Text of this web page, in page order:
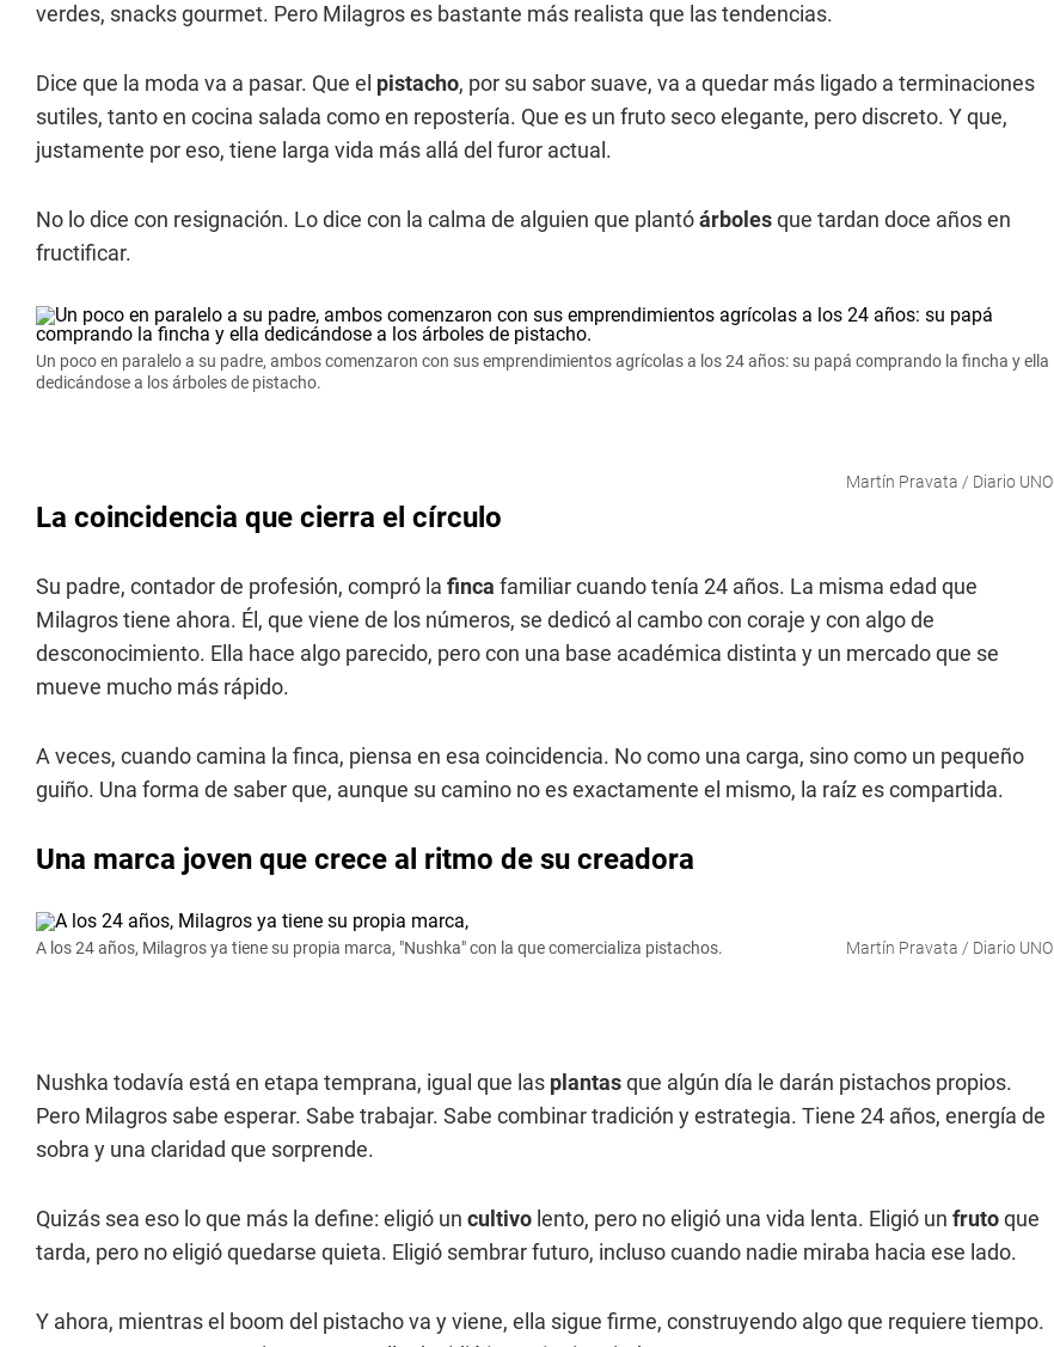
verdes, snacks gourmet. Pero Milagros es bastante más realista que las tendencias.
Dice que la moda va a pasar. Que el pistacho, por su sabor suave, va a quedar más ligado a terminaciones
sutiles, tanto en cocina salada como en repostería. Que es un fruto seco elegante, pero discreto. Y que,
justamente por eso, tiene larga vida más allá del furor actual.
No lo dice con resignación. Lo dice con la calma de alguien que plantóárbolesque tardan doce años en
fructificar.
Un poco en paralelo a su padre, ambos comenzaron con sus emprendimientos agrícolas a los 24 años: su papá comprando la fincha y ella
dedicándose a los árboles de pistacho.
Martín Pravata / Diario UNO
La coincidencia que cierra el círculo
Su padre, contador de profesión, compró la finca familiar cuando tenía 24 años. La misma edad que
Milagros tiene ahora. Él, que viene de los números, se dedicó al cambo con coraje y con algo de
desconocimiento. Ella hace algo parecido, pero con una base académica distinta y un mercado que se
mueve mucho más rápido.
A veces, cuando camina la finca, piensa en esa coincidencia. No como una carga, sino como un pequeño
guiño. Una forma de saber que, aunque su camino no es exactamente el mismo, la raíz es compartida.
Una marca joven que crece al ritmo de su creadora
A los 24 años, Milagros ya tiene su propia marca, "Nushka" con la que comercializa pistachos. Martín Pravata / Diario UNO
Nushka todavía está en etapa temprana, igual que las plantasque algún día le darán pistachos propios.
Pero Milagros sabe esperar. Sabe trabajar. Sabe combinar tradición y estrategia. Tiene 24 años, energía de
sobra y una claridad que sorprende.
Quizás sea eso lo que más la define: eligió un cultivo lento, pero no eligió una vida lenta. Eligió un frutoque
tarda, pero no eligió quedarse quieta. Eligió sembrar futuro, incluso cuando nadie miraba hacia ese lado.
Y ahora, mientras el boom del pistacho va y viene, ella sigue firme, construyendo algo que requiere tiempo.